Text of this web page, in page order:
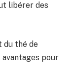
libérer des
du thé de
pour